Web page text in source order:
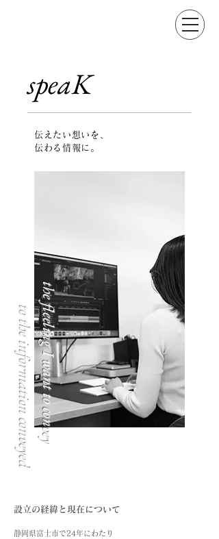
speaK
伝えたい想いを、
伝わる情報に。
the fleeling I want to convey
to the information conveyed
設立の経緯と現在について
静岡県富士市で24年にわたり